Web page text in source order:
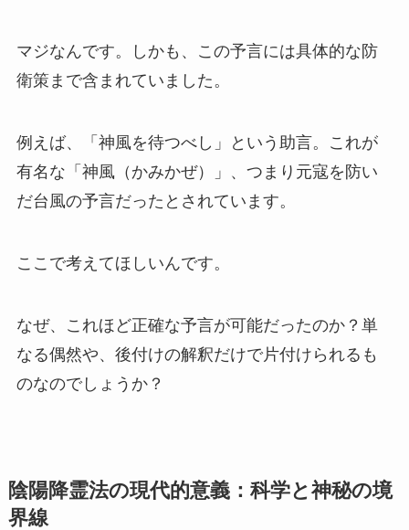
マジなんです。しかも、この予言には具体的な防
衛策まで含まれていました。
例えば、「神風を待つべし」という助言。これが
有名な「神風（かみかぜ）」、つまり元寇を防い
だ台風の予言だったとされています。
ここで考えてほしいんです。
なぜ、これほど正確な予言が可能だったのか？単
なる偶然や、後付けの解釈だけで片付けられるも
のなのでしょうか？
陰陽降霊法の現代的意義：科学と神秘の境
界線